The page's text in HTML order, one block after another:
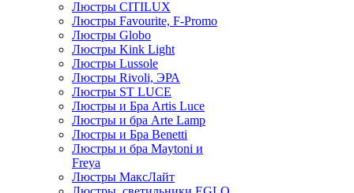
Люстры CITILUX
Люстры Favourite, F-Promo
Люстры Globo
Люстры Kink Light
Люстры Lussole
Люстры Rivoli, ЭРА
Люстры ST LUCE
Люстры и Бра Artis Luce
Люстры и бра Arte Lamp
Люстры и Бра Benetti
Люстры и бра Maytoni и
Freya
Люстры МаксЛайт